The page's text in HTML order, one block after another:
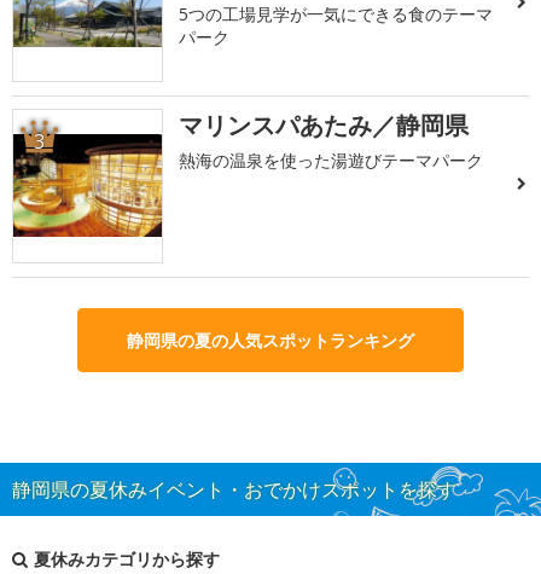
5つの工場見学が一気にできる食のテーマ
パーク
3 マリンスパあたみ／静岡県
熱海の温泉を使った湯遊びテーマパーク
静岡県の夏の人気スポットランキング
静岡県の夏休みイベント・おでかけスポットを探す
夏休みカテゴリから探す